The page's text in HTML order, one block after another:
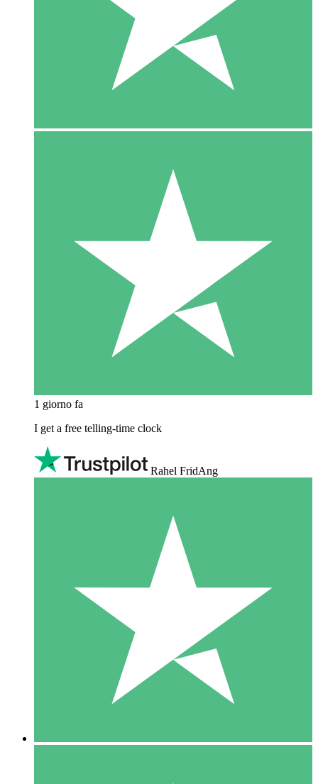
1 giorno fa
I get a free telling-time clock
Rahel FridAng